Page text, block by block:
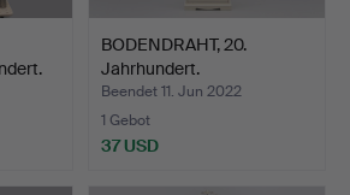
BODENDRAHT, 20.
Jahrhundert.
Beendet 11. Jun 2022
1 Gebot
37 USD